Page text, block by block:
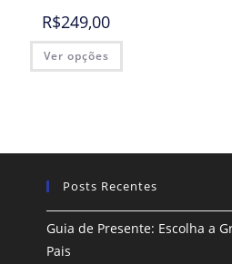
R$249,00
Ver opções
Posts Recentes
Guia de Presente: Escolha a
Pais